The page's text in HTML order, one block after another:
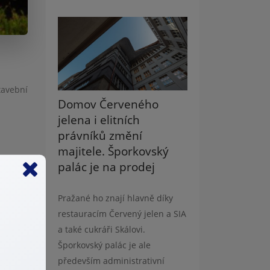
odst.
Domov Červeného
jelena i elitních
právníků změní
majitele. Šporkovský
palác je na prodej
Pražané ho znají hlavně díky
restauracím Červený jelen a SIA
a také cukráři Skálovi.
Šporkovský palác je ale
především administrativní